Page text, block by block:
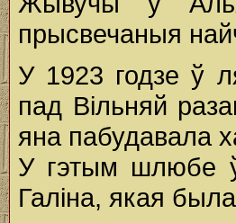
прысвечаныя
У 1923 годзе ў
пад Вільняй
яна пабудавала
У гэтым шлюбе ў
Галіна, якая